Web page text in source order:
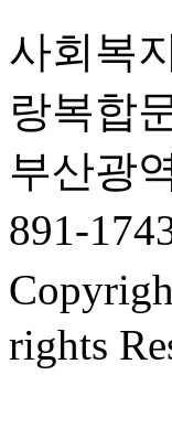
사회복
랑복합
부산광
891-
rights